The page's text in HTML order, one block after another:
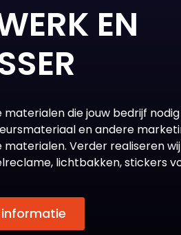
EN
die jouw bedrijf
en andere
materialen. Verder realiseren wij
lichtbakken, stickers
informatie